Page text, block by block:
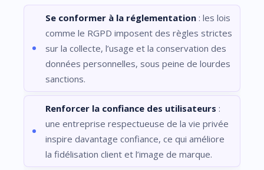
Se conformer à la réglementation : les lois
comme le RGPD imposent des règles strictes
sur la collecte, l’usage et la conservation des
données personnelles, sous peine de lourdes
sanctions.
Renforcer la confiance des utilisateurs :
une entreprise respectueuse de la vie privée
inspire davantage confiance, ce qui améliore
la fidélisation client et l’image de marque.